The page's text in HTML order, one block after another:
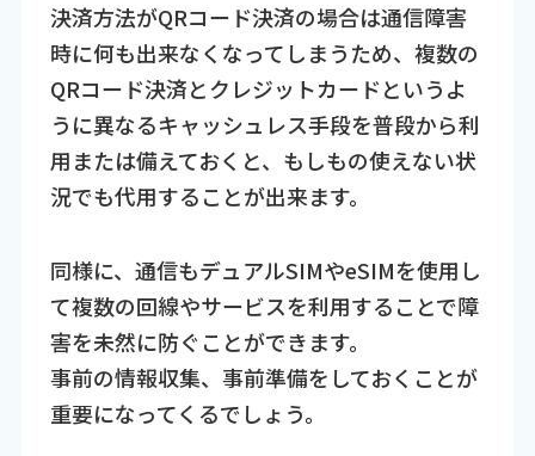
決済方法がQRコード決済の場合は通信障害
時に何も出来なくなってしまうため、複数の
QRコード決済とクレジットカードというよ
うに異なるキャッシュレス手段を普段から利
用または備えておくと、もしもの使えない状
況でも代用することが出来ます。
同様に、通信もデュアルSIMやeSIMを使用し
て複数の回線やサービスを利用することで障
害を未然に防ぐことができます。
事前の情報収集、事前準備をしておくことが
重要になってくるでしょう。